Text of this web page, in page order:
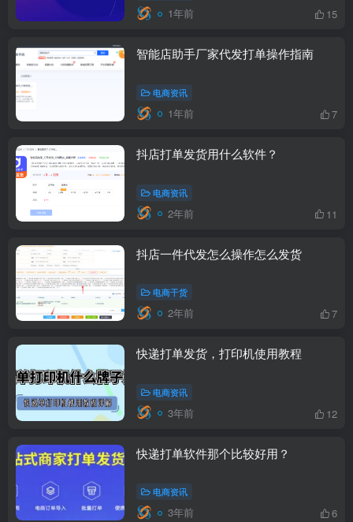
1年前 15
智能店助手厂家代发打单操作指南
电商资讯
1年前 7
抖店打单发货用什么软件？
电商资讯
2年前 11
抖店一件代发怎么操作怎么发货
电商干货
2年前 7
快递打单发货，打印机使用教程
电商资讯
3年前 12
快递打单软件那个比较好用？
电商资讯
3年前 6